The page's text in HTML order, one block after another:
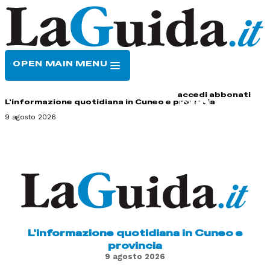
OPEN MAIN MENU
accedi abbonati
L'informazione quotidiana in Cuneo e provincia
9 agosto 2026
L'informazione quotidiana in Cuneo e
provincia
9 agosto 2026